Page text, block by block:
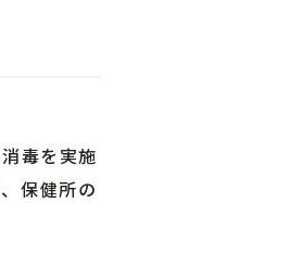
毒を実施
保健所の